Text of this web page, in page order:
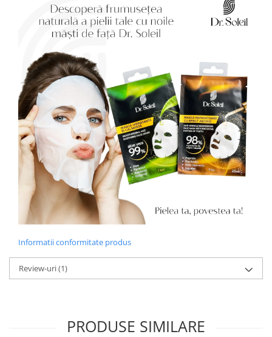
Informatii conformitate produs
Review-uri(1)
PRODUSE SIMILARE